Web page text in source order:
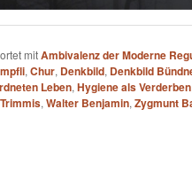
mitAmbivalenz der Moderne
, Chur, Denkbild, Denkbild
Leben, Hygiene als Verderben
, Walter Benjamin, Zygmunt